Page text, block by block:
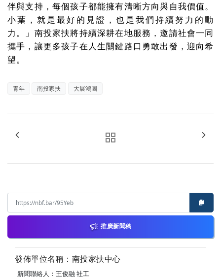
伴與支持，每個孩子都能擁有清晰方向與自我價值。
小葉，就是最好的見證，也是我們持續努力的動
力。」南投家扶將持續深耕在地服務，邀請社會一同
攜手，讓更多孩子在人生關鍵路口勇敢出發，迎向希
望。
青年 南投家扶 大展鴻圖
推廣新聞稿
發佈單位名稱：南投家扶中心
新聞聯絡人：王俊融 社工